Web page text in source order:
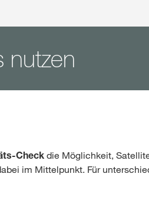
kws.com/
nutzen
Checkdie Möglichkeit,
im Mittelpunkt. Für